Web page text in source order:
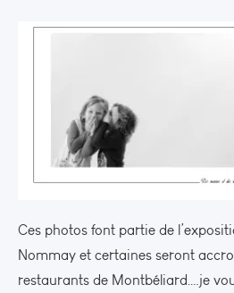
Ces photos font partie de
Nommay et certaines seront
restaurants de Montbéliard….je